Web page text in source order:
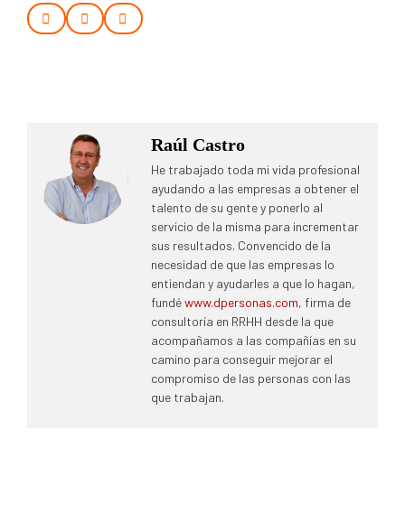
Raúl Castro
He trabajado toda mi vida profesional
ayudando a las empresas a obtener el
talento de su gente y ponerlo al
servicio de la misma para incrementar
sus resultados. Convencido de la
necesidad de que las empresas lo
entiendan y ayudarles a que lo hagan,
fundéwww.dpersonas.com, firma de
consultoría en RRHH desde la que
acompañamos a las compañías en su
camino para conseguir mejorar el
compromiso de las personas con las
que trabajan.